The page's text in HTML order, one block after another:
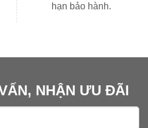
hạn bảo hành.
NHẬN ƯU ĐÃI